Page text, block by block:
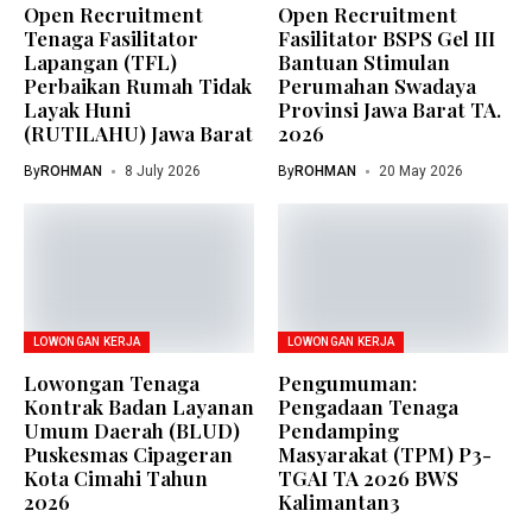
Open Recruitment
Tenaga Fasilitator
Lapangan (TFL)
Perbaikan Rumah Tidak
Layak Huni
(RUTILAHU) Jawa Barat
ByROHMAN 8 July 2026
Open Recruitment
Fasilitator BSPS Gel III
Bantuan Stimulan
Perumahan Swadaya
Provinsi Jawa Barat TA.
2026
ByROHMAN 20 May 2026
LOWONGAN KERJA
Lowongan Tenaga
Kontrak Badan Layanan
Umum Daerah (BLUD)
Puskesmas Cipageran
Kota Cimahi Tahun
2026
LOWONGAN KERJA
Pengumuman:
Pengadaan Tenaga
Pendamping
Masyarakat (TPM) P3-
TGAI TA 2026 BWS
Kalimantan3